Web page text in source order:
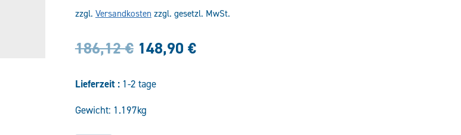
zzgl. Versandkosten zzgl. gesetzl. MwSt.
186,12€ Ursprünglicher
war:
186,12 €
148,90 €Aktueller
Lieferzeit : 1-2 tage
Gewicht: 1.197kg